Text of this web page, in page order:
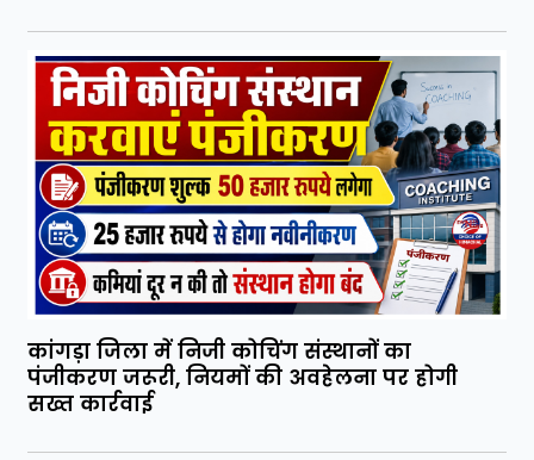
कांगड़ा जिला में निजी कोचिंग संस्थानों का
पंजीकरण जरूरी, नियमों की अवहेलना पर होगी
सख्त कार्रवाई